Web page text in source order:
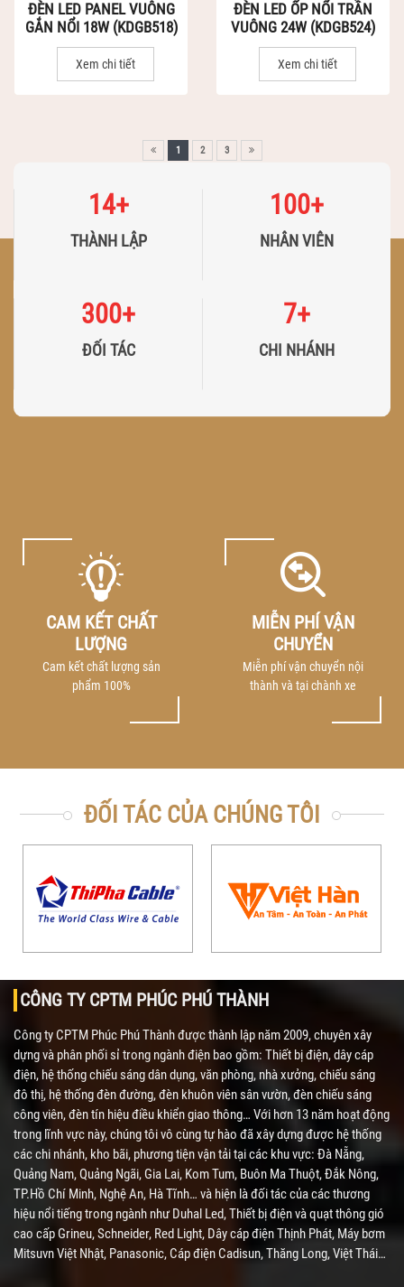
ĐÈN LED PANEL VUÔNG
GẮN NỔI 18W (KDGB518)
Xem chi tiết
ĐÈN LED ỐP NỔI TRẦN
VUÔNG 24W (KDGB524)
Xem chi tiết
1 2 3
14+
THÀNH LẬP
100+
NHÂN VIÊN
300+
ĐỐI TÁC
7+
CHI NHÁNH
CAM KẾT CHẤT
LƯỢNG
Cam kết chất lượng sản
phẩm 100%
MIỄN PHÍ VẬN
CHUYỂN
Miễn phí vận chuyển nội
thành và tại chành xe
ĐỐI TÁC CỦA CHÚNG TÔI
CÔNG TY CPTM PHÚC PHÚ THÀNH
Công ty CPTM Phúc Phú Thành được thành lập năm 2009, chuyên xây
dựng và phân phối sỉ trong ngành điện bao gồm: Thiết bị điện, dây cáp
điện, hệ thống chiếu sáng dân dụng, văn phòng, nhà xưởng, chiếu sáng
đô thị, hệ thống đèn đường, đèn khuôn viên sân vườn, đèn chiếu sáng
công viên, đèn tín hiệu điều khiển giao thông… Với hơn 13 năm hoạt động
trong lĩnh vực này, chúng tôi vô cùng tự hào đã xây dựng được hệ thống
các chi nhánh, kho bãi, phương tiện vận tải tại các khu vực: Đà Nẵng,
Quảng Nam, Quảng Ngãi, Gia Lai, Kom Tum, Buôn Ma Thuột, Đắk Nông,
TP.Hồ Chí Minh, Nghệ An, Hà Tĩnh… và hiện là đối tác của các thương
hiệu nổi tiếng trong ngành như Duhal Led, Thiết bị điện và quạt thông gió
cao cấp Grineu, Schneider, Red Light, Dây cáp điện Thịnh Phát, Máy bơm
Mitsuvn Việt Nhật, Panasonic, Cáp điện Cadisun, Thăng Long, Việt Thái…